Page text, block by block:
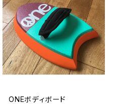
ONEボディボード